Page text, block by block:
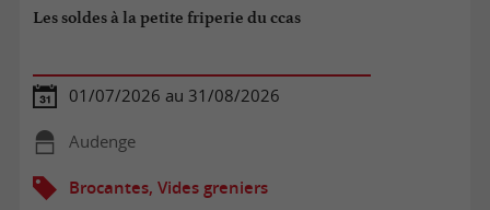
Les soldes à la petite friperie du ccas
01/07/2026 au 31/08/2026
Audenge
Brocantes, Vides greniers